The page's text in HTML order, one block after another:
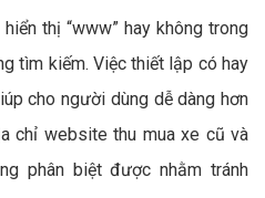
thị “www” hay không trong
tìm kiếm. Việc thiết lập có hay
cho người dùng dễ dàng hơn
chỉ website thu mua xe cũ và
phân biệt được nhằm tránh